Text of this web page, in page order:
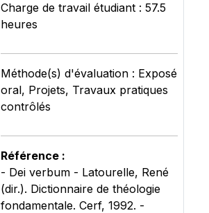
Charge de travail étudiant : 57.5
heures
Méthode(s) d'évaluation : Exposé
oral, Projets, Travaux pratiques
contrôlés
Référence :
- Dei verbum - Latourelle, René
(dir.). Dictionnaire de théologie
fondamentale. Cerf, 1992. -